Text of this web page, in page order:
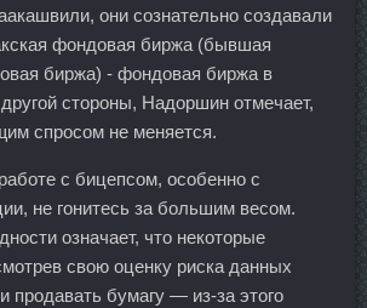
они сознательно создавали
фондовая биржа (бывшая
биржа) - фондовая биржа в
стороны, Надоршин отмечает,
спросом не меняется.
с бицепсом, особенно с
не гонитесь за большим весом.
означает, что некоторые
свою оценку риска данных
продавать бумагу — из-за этого